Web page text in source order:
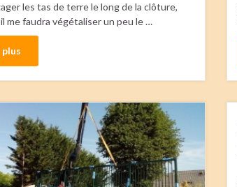
les tas de terre le long de la clôture,
me faudra végétaliser un peu le …
plus